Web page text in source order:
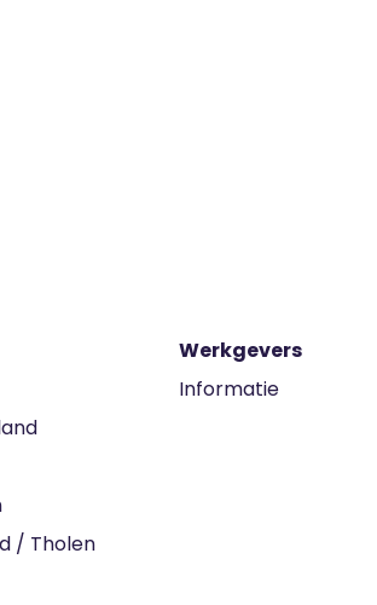
/ Tholen
Werkgevers
Informatie